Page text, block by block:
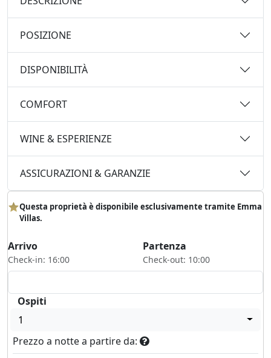
POSIZIONE
DISPONIBILITÀ
COMFORT
WINE & ESPERIENZE
ASSICURAZIONI & GARANZIE
Questa proprietà è disponibile esclusivamente tramite Emma
Villas.
Arrivo
Check-in: 16:00
Partenza
Check-out: 10:00
Ospiti
1
Prezzo a notte a partire da: